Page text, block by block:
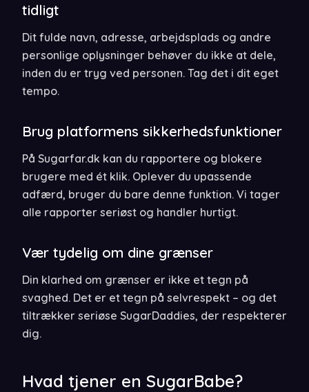
tidligt
Dit fulde navn, adresse, arbejdsplads og andre
personlige oplysninger behøver du ikke at dele,
inden du er tryg ved personen. Tag det i dit eget
tempo.
Brug platformens sikkerhedsfunktioner
På Sugarfar.dk kan du rapportere og blokere
brugere med ét klik. Oplever du upassende
adfærd, bruger du bare denne funktion. Vi tager
alle rapporter seriøst og handler hurtigt.
Vær tydelig om dine grænser
Din klarhed om grænser er ikke et tegn på
svaghed. Det er et tegn på selvrespekt – og det
tiltrækker seriøse SugarDaddies, der respekterer
dig.
Hvad tjener en SugarBabe?